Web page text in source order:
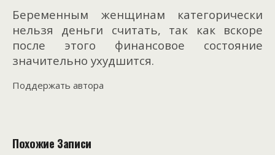
Беременным женщинам категорически
нельзя деньги считать, так как вскоре
после этого финансовое состояние
значительно ухудшится.
Поддержать автора
Похожие Записи